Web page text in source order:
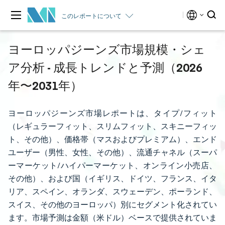
このレポートについて
ヨーロッパジーンズ市場規模・シェ
ア分析 - 成長トレンドと予測（2026
年〜2031年）
ヨーロッパジーンズ市場レポートは、タイプ/フィット
（レギュラーフィット、スリムフィット、スキニーフィッ
ト、その他）、価格帯（マスおよびプレミアム）、エンド
ユーザー（男性、女性、その他）、流通チャネル（スーパ
ーマーケット/ハイパーマーケット、オンライン小売店、
その他）、および国（イギリス、ドイツ、フランス、イタ
リア、スペイン、オランダ、スウェーデン、ポーランド、
スイス、その他のヨーロッパ）別にセグメント化されてい
ます。市場予測は金額（米ドル）ベースで提供されていま